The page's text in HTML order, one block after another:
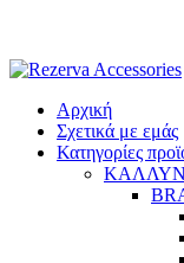
content
Αρχική
Σχετικά με εμάς
Κατηγορίες